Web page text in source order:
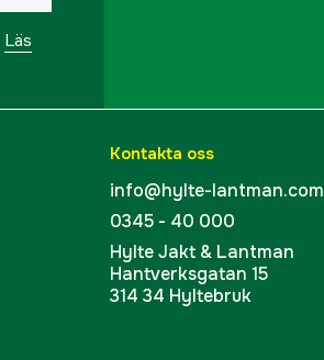
Läs
Kontakta oss
info@hylte-lantman.com
0345 - 40 000
Hylte Jakt & Lantman
Hantverksgatan 15
314 34 Hyltebruk